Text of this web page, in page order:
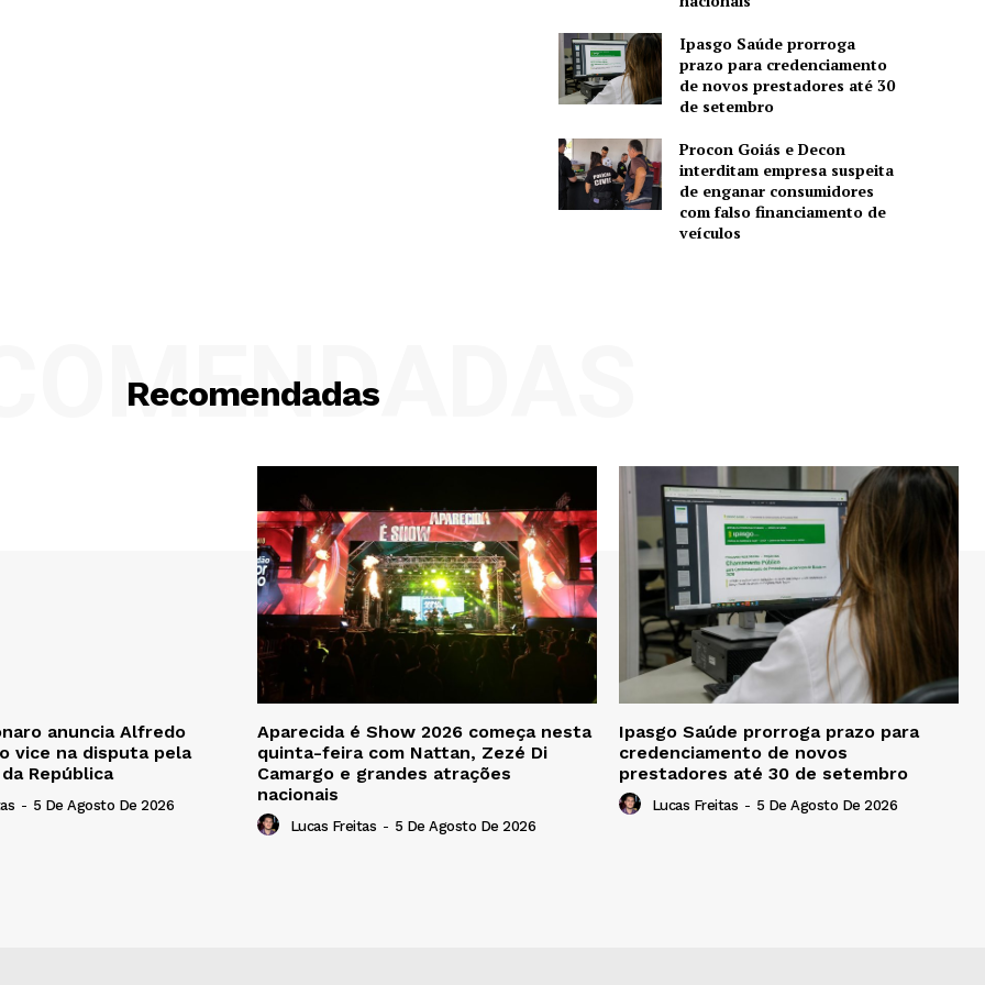
Ipasgo Saúde prorroga
prazo para credenciamento
de novos prestadores até 30
de setembro
Procon Goiás e Decon
interditam empresa suspeita
de enganar consumidores
com falso financiamento de
veículos
Recomendadas
anuncia Alfredo
vice na disputa pela
República
- 5 De Agosto De 2026
Aparecida é Show 2026 começa nesta
quinta-feira com Nattan, Zezé Di
Camargo e grandes atrações
nacionais
Lucas Freitas - 5 De Agosto De 2026
Ipasgo Saúde prorroga prazo para
credenciamento de novos
prestadores até 30 de setembro
Lucas Freitas - 5 De Agosto De 2026